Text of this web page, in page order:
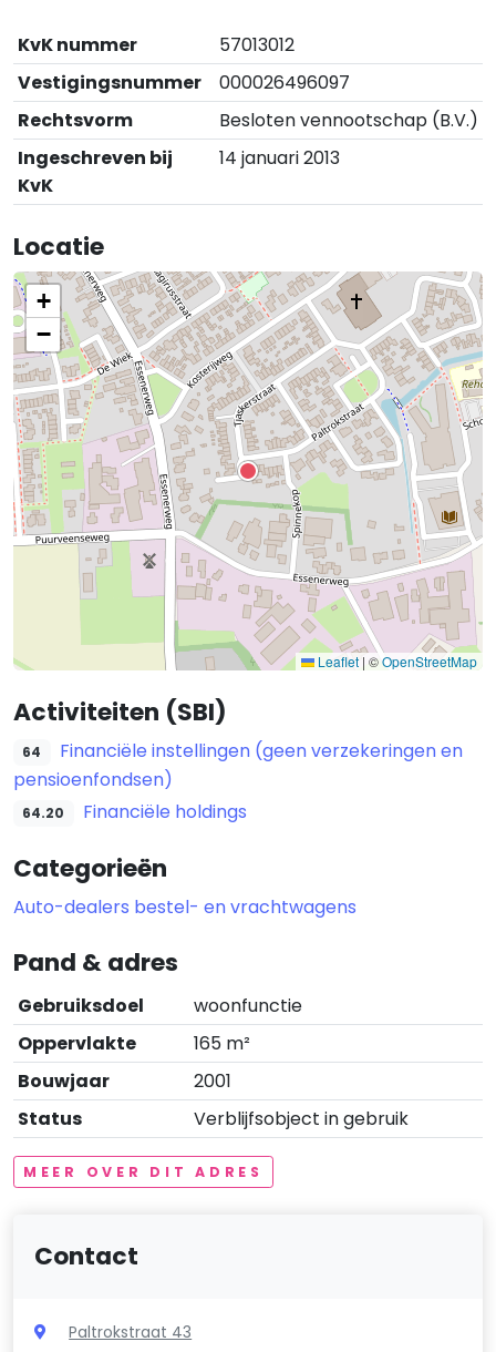
KvK nummer
57013012
Vestigingsnummer
000026496097
Rechtsvorm
Besloten vennootschap (B.V.)
Ingeschreven bij
KvK
14 januari 2013
Locatie
+
−
Leaflet | ©OpenStreetMap
Activiteiten (SBI)
64
Financiële instellingen (geen verzekeringen en
pensioenfondsen)
64.20 Financiële holdings
Categorieën
Auto-dealers bestel- en vrachtwagens
Pand & adres
Gebruiksdoel
woonfunctie
Oppervlakte
165 m²
Bouwjaar
2001
Status
Verblijfsobject in gebruik
MEER OVER DIT ADRES
Contact
Paltrokstraat 43